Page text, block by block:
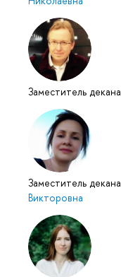
Заместитель декана
Заместитель декана
икторовна